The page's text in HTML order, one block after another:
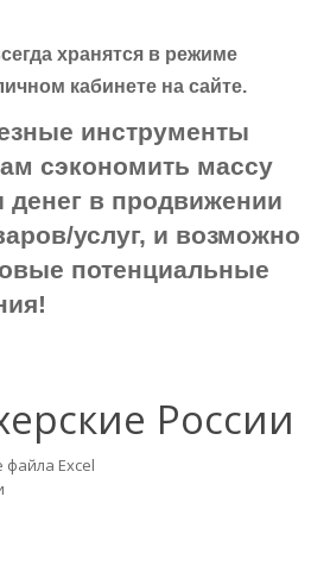
хранятся в режиме
кабинете на сайте.
инструменты
сэкономить массу
денег в продвижении
услуг, и возможно
потенциальные
России
Excel